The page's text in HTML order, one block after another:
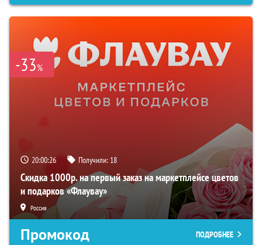
-33%
20:00:25 Получили: 18
Скидка 1000р. на первый заказ на маркетплейсе цветов
и подарков «Флаувау»
Россия
Промокод ПОДРОБНЕЕ